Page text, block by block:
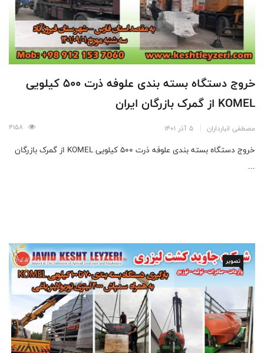
خروج دستگاه بسته بندی علوفه ذرت 500 کیلویی
KOMEL از گمرک بازرگان ایران
مصطفی انبارداران 5 آذر 1401
خروج دستگاه بسته بندی علوفه ذرت 500 کیلویی KOMEL از گمرک بازرگان
...
تصویر